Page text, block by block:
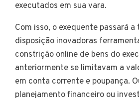
executados em sua vara.
Com isso, o exequente passará a
disposição inovadoras
constrição online de bens do
anteriormente se limitavam a
em conta corrente e poupança.
planejamento financeiro ou